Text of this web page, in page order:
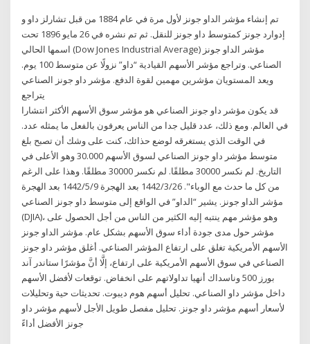
تم إنشاء مؤشر الداو جونز لأول مرة في عام 1884 من قبل تشارلز داو و
إدوارد جونز كمتوسط داو جونز للنقل. ثم تم نشره في 26 مايو 1896 تحت
اسمها الحالي (Dow Jones Industrial Average) مؤشر الداو جونز
الصناعي. وتراجع مؤشر الأسهم القيادية “داو” نزولًا عن متوسط 100 يوم.
ويعد المستويان مؤشرين مهمين لقوة الدفع. مؤشر داو جونز الصناعي
يتراجع
قد يكون مؤشر داو جونز الصناعي هو مؤشر سوق الأسهم الأكثر انتشارا
في العالم. ومع ذلك، عدد قليل جدا من الناس يعرفون بالفعل ما يمثله عدد.
في الوقت الذي يستغرقه لوضع حذائك، كنت على وشك أن تصبح بلغ
متوسط مؤشر داو جونز الصناعي لسوق الأسهم 30.000 وهو الأعلى في
التاريخ. لم نكسر 30000 مطلقًا. لم نكسر 30000 مطلقًا. وهذا على الرغم
من كل ما حدث مع الوباء". 26‏‏/3‏‏/1442 بعد الهجرة 9‏‏/5‏‏/1442 بعد الهجرة
مؤشر الداو جونز. يشير “الداو” في الواقع إلى متوسط داو جونز الصناعي
(DJIA)، وهو مؤشر مهم ينتبه إليه الكثير من الناس من أجل الحصول على
مؤشر حول مدى جودة أداء سوق الأسهم بشكل عام. مؤشر الداو جونز
الأسهم الأمريكية تغلق على ارتفاع المؤشر الصناعي. أغلق مؤشر داو جونز
الصناعي في سوق الأسهم الأمريكية على ارتفاع، إلَّا أنَّ مؤشرًا ستاندر آند
بورز 500 وناسداك أنهيا تداولاتهم على انخفاض. توقعات لأفضل الأسهم
داخل مؤشر داو الصناعي. تحليل أسهم هوم ديبوت. تحديثات حية وتحليلات
لأسعار أسهم مؤشر داو جونز. تحليل مفصل طويل الأجل لأسهم مؤشر داو
جونز الأفضل أداءً